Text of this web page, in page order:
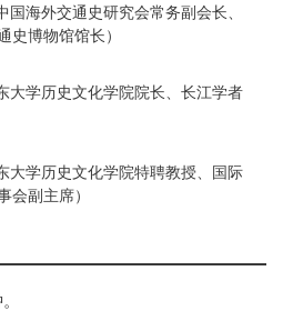
国海外交通史研究会常务副会长、
史博物馆馆长）
大学历史文化学院院长、长江学者
大学历史文化学院特聘教授、国际
会副主席）